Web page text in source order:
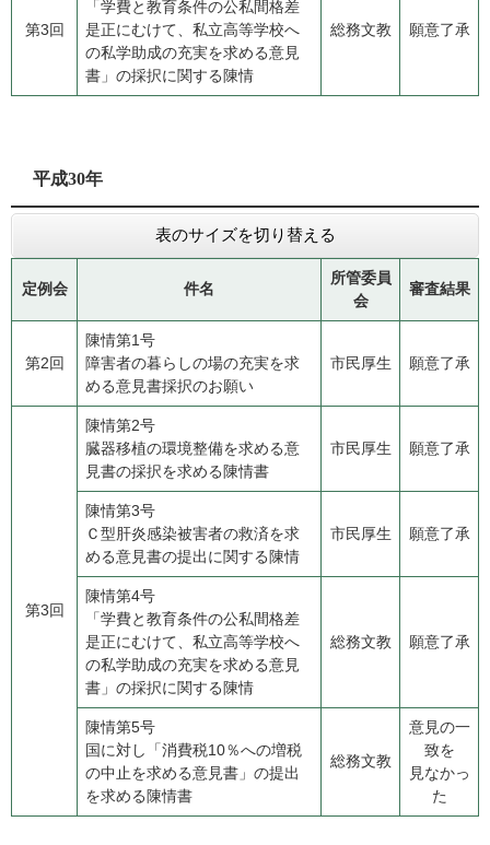
第3回
「学費と教育条件の公私間格差
是正にむけて、私立高等学校へ
の私学助成の充実を求める意見
書」の採択に関する陳情
総務文教 願意了承
平成30年
表のサイズを切り替える
定例会 件名
所管委員
会
審査結果
第2回
陳情第1号
​障害者の暮らしの場の充実を求
める意見書採択のお願い
市民厚生 願意了承
第3回
陳情第2号
臓器移植の環境整備を求める意
見書の採択を求める陳情書​
市民厚生 願意了承
陳情第3号
​Ｃ型肝炎感染被害者の救済を求
める意見書の提出に関する陳情
市民厚生 願意了承
陳情第4号
​「学費と教育条件の公私間格差
是正にむけて、私立高等学校へ
の私学助成の充実を求める意見
書」の採択に関する陳情
総務文教 願意了承
陳情第5号
​国に対し「消費税10％への増税
の中止を求める意見書」の提出
を求める陳情書
総務文教
意見の一
致を
見なかっ
た